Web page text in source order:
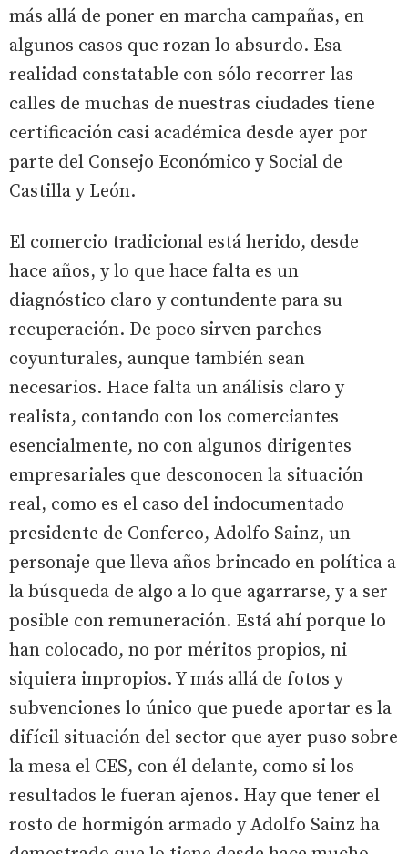
más allá de poner en marcha campañas, en
algunos casos que rozan lo absurdo. Esa
realidad constatable con sólo recorrer las
calles de muchas de nuestras ciudades tiene
certificación casi académica desde ayer por
parte del Consejo Económico y Social de
Castilla y León.
El comercio tradicional está herido, desde
hace años, y lo que hace falta es un
diagnóstico claro y contundente para su
recuperación. De poco sirven parches
coyunturales, aunque también sean
necesarios. Hace falta un análisis claro y
realista, contando con los comerciantes
esencialmente, no con algunos dirigentes
empresariales que desconocen la situación
real, como es el caso del indocumentado
presidente de Conferco, Adolfo Sainz, un
personaje que lleva años brincado en política a
la búsqueda de algo a lo que agarrarse, y a ser
posible con remuneración. Está ahí porque lo
han colocado, no por méritos propios, ni
siquiera impropios. Y más allá de fotos y
subvenciones lo único que puede aportar es la
difícil situación del sector que ayer puso sobre
la mesa el CES, con él delante, como si los
resultados le fueran ajenos. Hay que tener el
rosto de hormigón armado y Adolfo Sainz ha